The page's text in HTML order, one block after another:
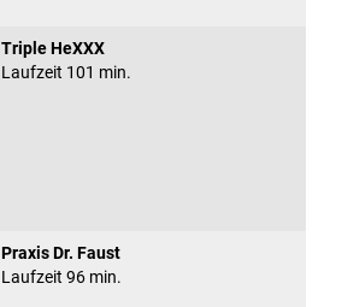
Triple HeXXX
Laufzeit 101 min.
Praxis Dr. Faust
Laufzeit 96 min.